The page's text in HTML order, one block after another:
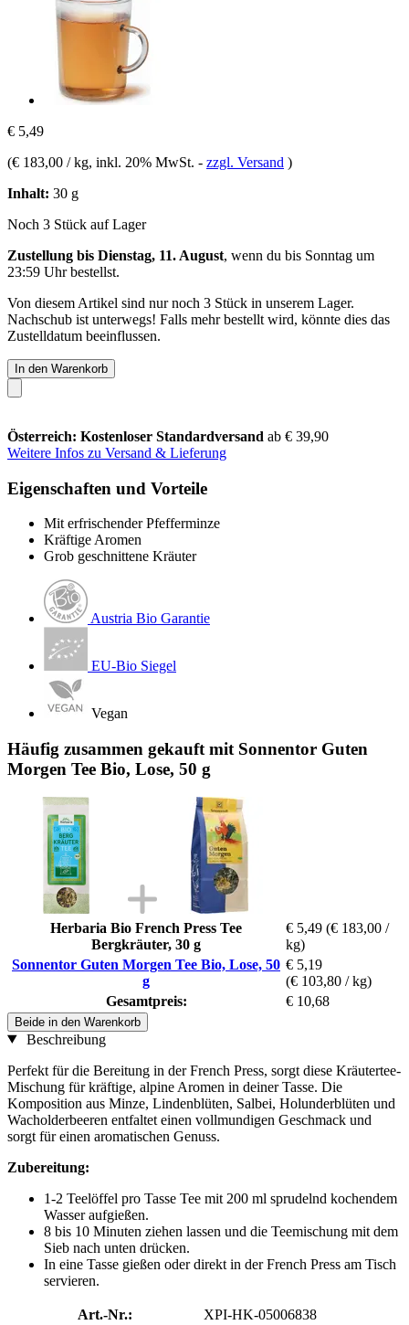
€ 5,49
(€ 183,00 / kg, inkl. 20% MwSt. - zzgl. Versand )
Inhalt: 30 g
Noch 3 Stück auf Lager
Zustellung bis Dienstag, 11. August, wenn du bis Sonntag um
23:59 Uhrbestellst.
Von diesem Artikel sind nur noch 3 Stück in unserem Lager.
Nachschub ist unterwegs! Falls mehr bestellt wird, könnte dies das
Zustelldatum beeinflussen.
In den Warenkorb
Österreich: Kostenloser Standardversand ab € 39,90
Weitere Infos zu Versand & Lieferung
Eigenschaften und Vorteile
Mit erfrischender Pfefferminze
Kräftige Aromen
Grob geschnittene Kräuter
Austria Bio Garantie
EU-Bio Siegel
Vegan
Häufig zusammen gekauft mit Sonnentor Guten
Morgen Tee Bio, Lose, 50 g
Herbaria Bio French Press Tee
Bergkräuter, 30 g
€ 5,49 (€ 183,00 /
kg)
Sonnentor Guten Morgen Tee Bio, Lose, 50
g
€ 5,19
(€ 103,80 / kg)
Gesamtpreis:
€ 10,68
Beide in den Warenkorb
Beschreibung
Perfekt für die Bereitung in der French Press, sorgt diese Kräutertee-
Mischung für kräftige, alpine Aromen in deiner Tasse. Die
Komposition aus Minze, Lindenblüten, Salbei, Holunderblüten und
Wacholderbeeren entfaltet einen vollmundigen Geschmack und
sorgt für einen aromatischen Genuss.
Zubereitung:
1-2 Teelöffel pro Tasse Tee mit 200 ml sprudelnd kochendem
Wasser aufgießen.
8 bis 10 Minuten ziehen lassen und die Teemischung mit dem
Sieb nach unten drücken.
In eine Tasse gießen oder direkt in der French Press am Tisch
servieren.
Art.-Nr.:
XPI-HK-05006838